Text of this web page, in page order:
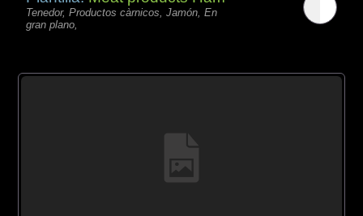
Tenedor, Productos càrnicos, Jamón, En
gran plano,